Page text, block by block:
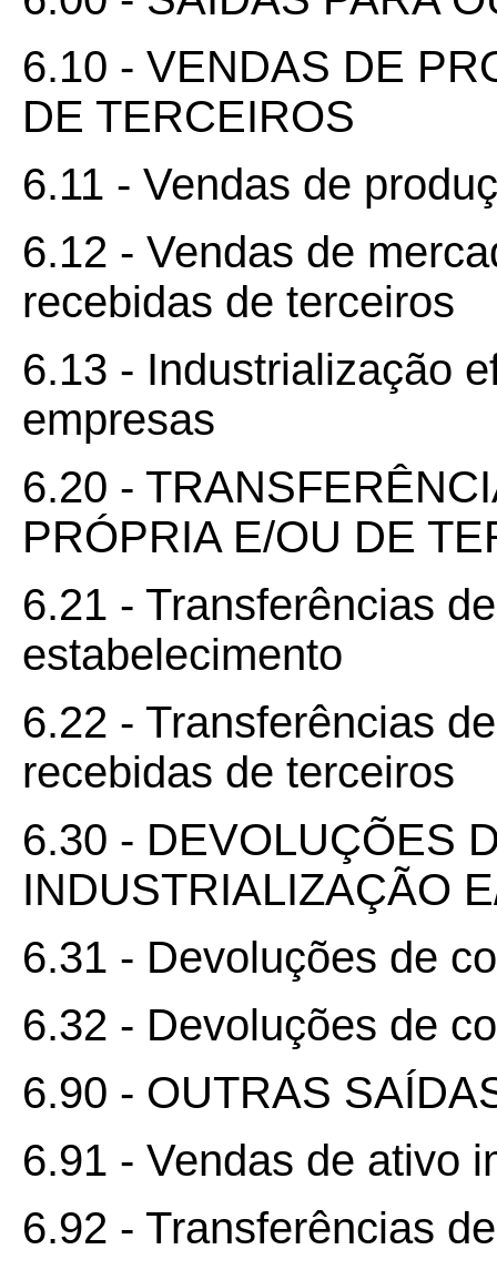
6.10 - VENDAS DE
DE TERCEIROS
6.11 - Vendas de
6.12 - Vendas de
recebidas de terceiros
6.13 - Industrialização
empresas
6.20 -
PRÓPRIA E/OU DE
6.21 - Transferências
estabelecimento
6.22 - Transferências
recebidas de terceiros
6.30 - DEVOLUÇÕES
INDUSTRIALIZAÇÃO
6.31 - Devoluções de
6.32 - Devoluções de
6.90 - OUTRAS
6.91 - Vendas de ativo
6.92 - Transferências